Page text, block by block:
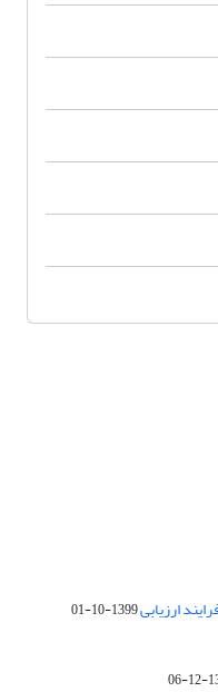
ارزیابی1399-10-01